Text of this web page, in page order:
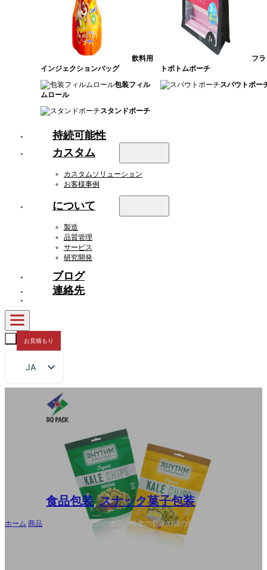
飲料用
インジェクションバッグ
フ
トボトムポーチ
包装フィル
ムロール
スパウトポー
スタンドポーチ
持続可能性
カスタム
カスタムソリューション
お客様事例
について
製造
品質管理
サービス
研究開発
ブログ
連絡先
お見積もり
JA
EN
食品包装,スナック菓子包装
ホーム 商品
習慣は野菜の破片の健康の軽食の包装の袋のためのジッパ
ー袋を立てます印刷しました